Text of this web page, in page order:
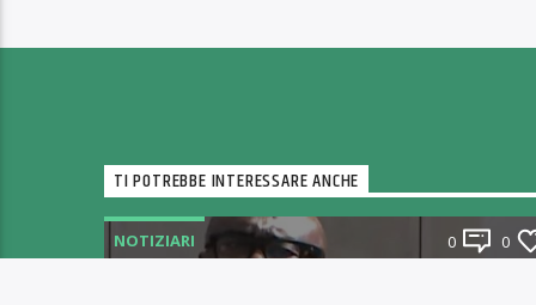
TI POTREBBE INTERESSARE ANCHE
NOTIZIARI 0 0